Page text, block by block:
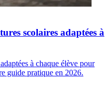
scolaires adaptées à
à chaque élève pour
guide pratique en 2026.